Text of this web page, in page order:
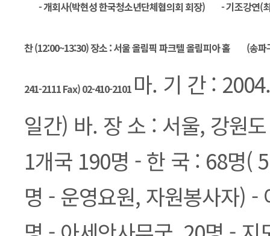
- 개회사(박현성 한국청소년단체협의회 회장) - 기조강연
찬 (12:00~13:30) 장소 : 서울 올림픽 파크텔 올림피아 홀 (송
241-2111 Fax) 02-410-2101 마. 기 간 :
일간) 바. 장 소 : 서울, 강원
1개국 190명 - 한 국 : 68명(
명 - 운영요원, 자원봉사자) -